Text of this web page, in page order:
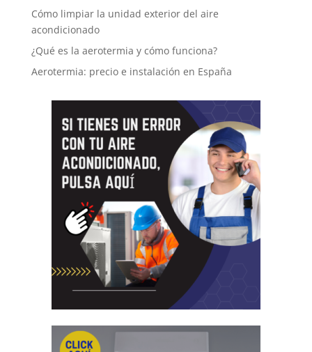
Cómo limpiar la unidad exterior del aire
acondicionado
¿Qué es la aerotermia y cómo funciona?
Aerotermia: precio e instalación en España